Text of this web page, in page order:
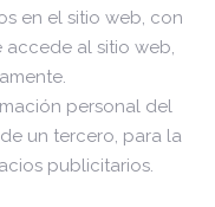
en el sitio web, con
al sitio web,
personal del
un tercero, para la
publicitarios.